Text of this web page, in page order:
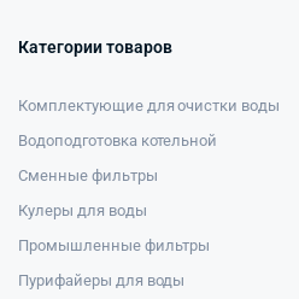
Категории товаров
Комплектующие для очистки воды
Водоподготовка котельной
Сменные фильтры
Кулеры для воды
Промышленные фильтры
Пурифайеры для воды